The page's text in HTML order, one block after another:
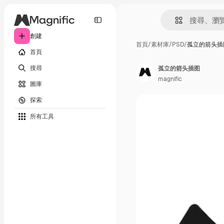
創建
首頁
搜尋
圖庫
探索
所有工具
首頁/素材庫/PSD/孤立的箭头
孤立的箭头插图
magnific